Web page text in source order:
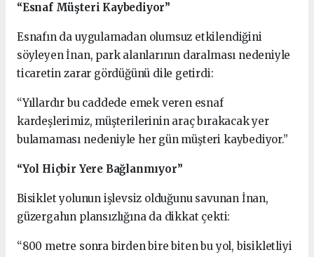
“Esnaf Müşteri Kaybediyor”
Esnafın da uygulamadan olumsuz etkilendiğini
söyleyen İnan, park alanlarının daralması nedeniyle
ticaretin zarar gördüğünü dile getirdi:
“Yıllardır bu caddede emek veren esnaf
kardeşlerimiz, müşterilerinin araç bırakacak yer
bulamaması nedeniyle her gün müşteri kaybediyor.”
“Yol Hiçbir Yere Bağlanmıyor”
Bisiklet yolunun işlevsiz olduğunu savunan İnan,
güzergahın plansızlığına da dikkat çekti:
“800 metre sonra birden bire biten bu yol, bisikletliyi